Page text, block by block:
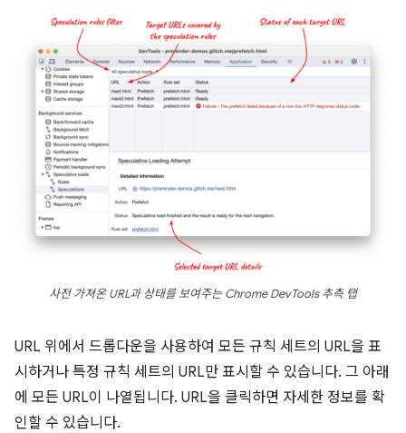
사전 가져온 URL과 상태를 보여주는 Chrome DevTools 추측 탭
URL 위에서 드롭다운을 사용하여 모든 규칙 세트의 URL을 표
시하거나 특정 규칙 세트의 URL만 표시할 수 있습니다. 그 아래
에 모든 URL이 나열됩니다. URL을 클릭하면 자세한 정보를 확
인할 수 있습니다.